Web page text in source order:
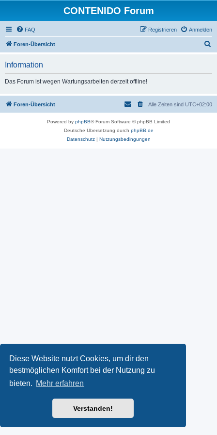
Diese Website nutzt Cookies, um dir den
bestmöglichen Komfort bei der Nutzung zu
bieten. Mehr erfahren
Verstanden!
CONTENIDO Forum
FAQ Anmelden
Registrieren
Foren-Übersicht
Information
Das Forum ist wegen Wartungsarbeiten derzeit offline!
Foren-Übersicht Alle Zeiten sind UTC+02:00
Powered by phpBB® Forum Software © phpBB Limited
Deutsche Übersetzung durch phpBB.de
Datenschutz| Nutzungsbedingungen